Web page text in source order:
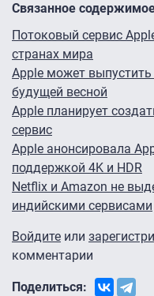
Связанное
Потоковый сервис
странах мира
Apple может
будущей весной
Apple планирует
сервис
Apple анонсировала
поддержкой 4K и HDR
Netflix и Amazon не
индийскими сервисами
Войдите или
комментарии
Поделиться: